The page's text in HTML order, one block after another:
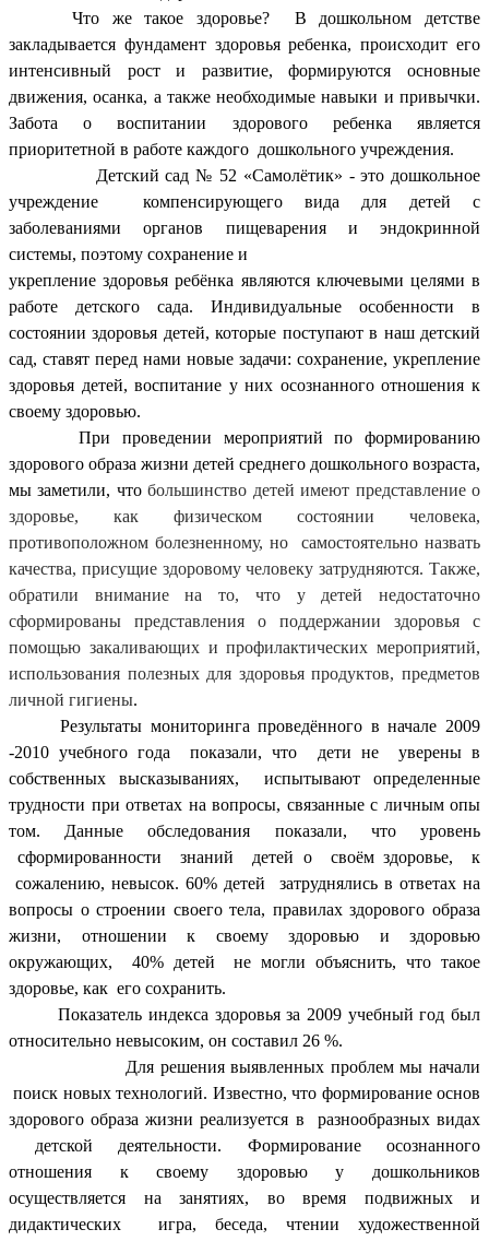
Что же такое здоровье? В дошкольном детстве
закладывается фундамент здоровья ребенка, происходит его
интенсивный рост и развитие, формируются основные
движения, осанка, а также необходимые навыки и привычки.
Забота о воспитании здорового ребенка является
приоритетной в работе каждого дошкольного учреждения.
Детский сад № 52 «Самолётик» - это дошкольное
учреждение компенсирующего вида для детей с
заболеваниями органов пищеварения и эндокринной
системы, поэтому сохранение и
укрепление здоровья ребёнка являются ключевыми целями в
работе детского сада. Индивидуальные особенности в
состоянии здоровья детей, которые поступают в наш детский
сад, ставят перед нами новые задачи: сохранение, укрепление
здоровья детей, воспитание у них осознанного отношения к
своему здоровью.
При проведении мероприятий по формированию
здорового образа жизни детей среднего дошкольного возраста,
мы заметили, чтобольшинство детей имеют представление о
здоровье, как физическом состоянии человека,
противоположном болезненному, но самостоятельно назвать
качества, присущие здоровому человеку затрудняются. Также,
обратили внимание на то, что у детей недостаточно
сформированы представления о поддержании здоровья с
помощью закаливающих и профилактических мероприятий,
использования полезных для здоровья продуктов, предметов
личной гигиены.
Результаты мониторинга проведённого в начале 2009
-2010 учебного года показали, что дети не
уверены в
собственных высказываниях, испытывают определенные
трудности при ответах на вопросы, связанные с личным опы
том. Данные обследования показали, что уровень
сформированности знаний детей о своём здоровье, к
сожалению, невысок. 60% детей затруднялись в ответах на
вопросы о строении своего тела, правилах здорового образа
жизни, отношении к своему здоровью и здоровью
окружающих, 40% детей не могли объяснить, что такое
здоровье, как его сохранить.
Показатель индекса здоровья за 2009 учебный год был
относительно невысоким, он составил 26 %.
Для решения выявленных проблем мы начали
поиск новых технологий. Известно, что формирование основ
здорового образа жизни реализуется в разнообразных видах
детской деятельности. Формирование осознанного
отношения к своему здоровью у дошкольников
осуществляется на занятиях, во время подвижных и
дидактических игра, беседа, чтении художественной